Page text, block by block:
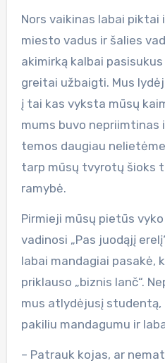
Nors vaikinas labai
miesto vadus ir šalies
akimirką kalbai
greitai užbaigti. Mus
į tai kas vyksta mūsų
mums buvo nepriimtinas
temos daugiau
tarp mūsų tvyrotų šioks
ramybė.
Pirmieji mūsų pietūs
vadinosi „Pas juodąjį
labai mandagiai pasakė,
priklauso „biznis lanč“.
mus atlydėjusį studentą,
pakiliu mandagumu ir
– Patrauk kojas, ar